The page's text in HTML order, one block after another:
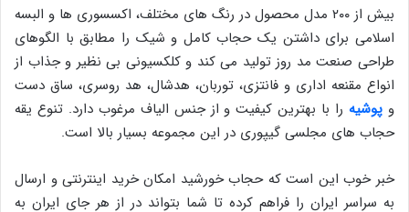
بیش از ۲۰۰ مدل محصول در رنگ های مختلف، اکسسوری ها و البسه
اسلامی برای داشتن یک حجاب کامل و شیک را مطابق با الگوهای
طراحی صنعت مد روز تولید می کند و کلکسیونی بی نظیر و جذاب از
انواع مقنعه اداری و فانتزی، توربان، هدشال، هد روسری، ساق دست
و پوشیه را با بهترین کیفیت و از جنس الیاف مرغوب دارد. تنوع یقه
حجاب های مجلسی گیپوری در این مجموعه بسیار بالا است.
خبر خوب این است که حجاب خورشید امکان خرید اینترنتی و ارسال
به سراسر ایران را فراهم کرده تا شما بتواند در از هر جای ایران به